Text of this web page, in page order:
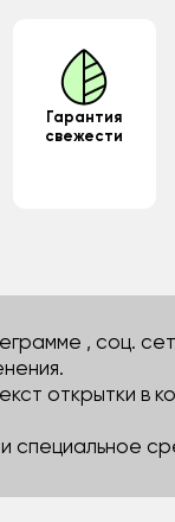
Гарантия
свежести
, соц.
открытки в
специальное